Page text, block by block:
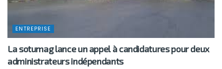
ENTREPRISE
La sotumag lance un appel à candidatures pour deux
administrateurs indépendants